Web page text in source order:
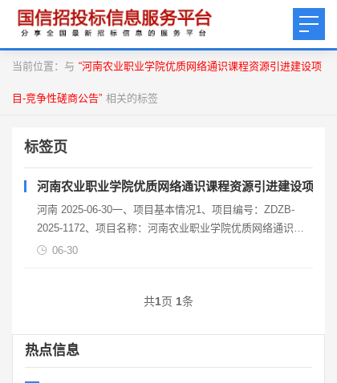
当前位置：与 “河南农业职业学院优质网络通识课程资源引进建设项
目-竞争性磋商公告” 相关的标签
标签页
河南农业职业学院优质网络通识课程资源引进建设项目-
河南 2025-06-30一、项目基本情况1、项目编号：ZDZB-
2025-1172、项目名称：河南农业职业学院优质网络通识课
程资源引进建设项目3、采购方式
06-30
共1页 1条
热点信息